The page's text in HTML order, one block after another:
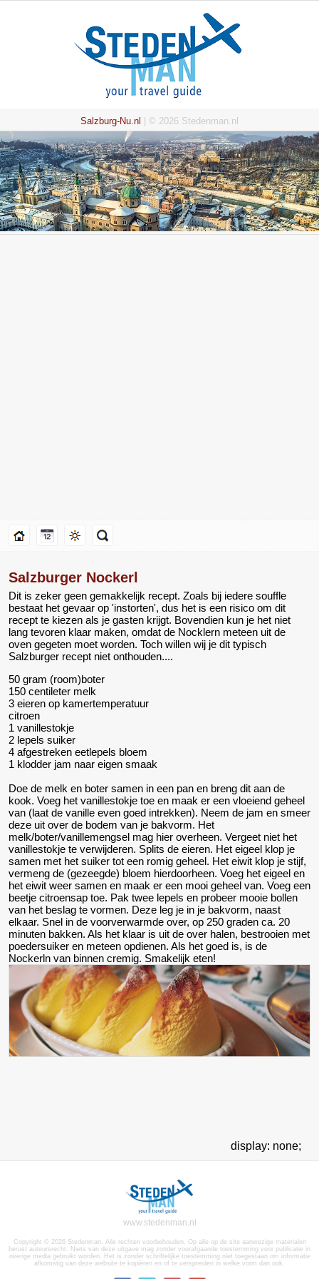
Salzburg-Nu.nl | © 2026 Stedenman.nl
Salzburger Nockerl
Dit is zeker geen gemakkelijk recept. Zoals bij iedere souffle
bestaat het gevaar op 'instorten', dus het is een risico om dit
recept te kiezen als je gasten krijgt. Bovendien kun je het niet
lang tevoren klaar maken, omdat de Nocklern meteen uit de
oven gegeten moet worden. Toch willen wij je dit typisch
Salzburger recept niet onthouden....
50 gram (room)boter
150 centileter melk
3 eieren op kamertemperatuur
citroen
1 vanillestokje
2 lepels suiker
4 afgestreken eetlepels bloem
1 klodder jam naar eigen smaak
Doe de melk en boter samen in een pan en breng dit aan de
kook. Voeg het vanillestokje toe en maak er een vloeiend geheel
van (laat de vanille even goed intrekken). Neem de jam en smeer
deze uit over de bodem van je bakvorm. Het
melk/boter/vanillemengsel mag hier overheen. Vergeet niet het
vanillestokje te verwijderen. Splits de eieren. Het eigeel klop je
samen met het suiker tot een romig geheel. Het eiwit klop je stijf,
vermeng de (gezeegde) bloem hierdoorheen. Voeg het eigeel en
het eiwit weer samen en maak er een mooi geheel van. Voeg een
beetje citroensap toe. Pak twee lepels en probeer mooie bollen
van het beslag te vormen. Deze leg je in je bakvorm, naast
elkaar. Snel in de voorverwarmde over, op 250 graden ca. 20
minuten bakken. Als het klaar is uit de over halen, bestrooien met
poedersuiker en meteen opdienen. Als het goed is, is de
Nockerln van binnen cremig. Smakelijk eten!
display: none;
www.stedenman.nl
Copyright © 2026 Stedenman. Alle rechten voorbehouden. Op alle op de site aanwezige materialen
berust auteursrecht. Niets van deze uitgave mag zonder voorafgaande toestemming voor publicatie in
overige media gebruikt worden. Het is zonder schriftelijke toestemming niet toegestaan om informatie
afkomstig van deze website te kopiëren en of te verspreiden in welke vorm dan ook.